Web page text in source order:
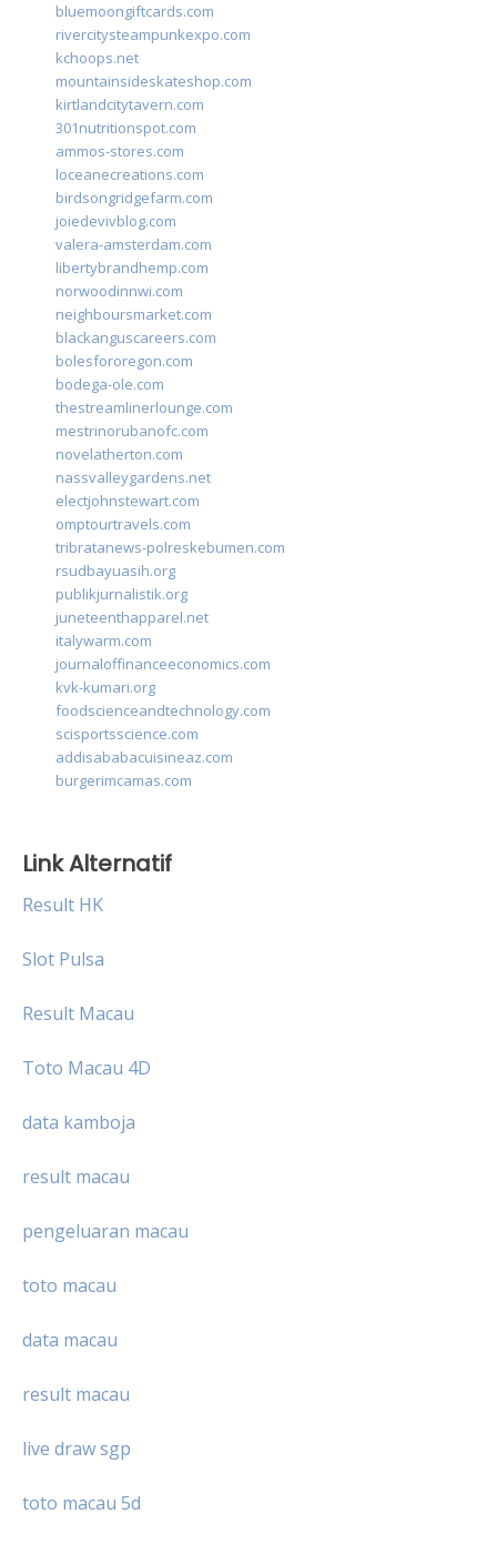
bluemoongiftcards.com
rivercitysteampunkexpo.com
kchoops.net
mountainsideskateshop.com
kirtlandcitytavern.com
301nutritionspot.com
ammos-stores.com
loceanecreations.com
birdsongridgefarm.com
joiedevivblog.com
valera-amsterdam.com
libertybrandhemp.com
norwoodinnwi.com
neighboursmarket.com
blackanguscareers.com
bolesfororegon.com
bodega-ole.com
thestreamlinerlounge.com
mestrinorubanofc.com
novelatherton.com
nassvalleygardens.net
electjohnstewart.com
omptourtravels.com
tribratanews-polreskebumen.com
rsudbayuasih.org
publikjurnalistik.org
juneteenthapparel.net
italywarm.com
journaloffinanceeconomics.com
kvk-kumari.org
foodscienceandtechnology.com
scisportsscience.com
addisababacuisineaz.com
burgerimcamas.com
Link Alternatif
Result HK
Slot Pulsa
Result Macau
Toto Macau 4D
data kamboja
result macau
pengeluaran macau
toto macau
data macau
result macau
live draw sgp
toto macau 5d